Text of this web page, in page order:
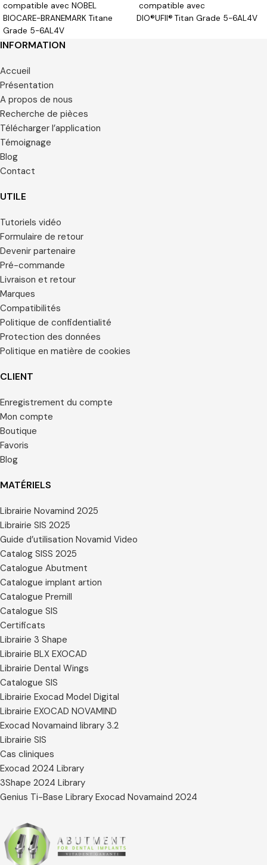
compatible avec NOBEL
BIOCARE-BRANEMARK Titane
Grade 5-6AL4V
compatible avec
DIO®UFII® Titan Grade 5-6AL4V
INFORMATION
Accueil
Présentation
A propos de nous
Recherche de pièces
Télécharger l’application
Témoignage
Blog
Contact
UTILE
Tutoriels vidéo
Formulaire de retour
Devenir partenaire
Pré-commande
Livraison et retour
Marques
Compatibilités
Politique de confidentialité
Protection des données
Politique en matière de cookies
CLIENT
Enregistrement du compte
Mon compte
Boutique
Favoris
Blog
MATÉRIELS
Librairie Novamind 2025
Librairie SIS 2025
Guide d’utilisation Novamid Video
Catalog SISS 2025
Catalogue Abutment
Catalogue implant artion
Catalogue Premill
Catalogue SIS
Certificats
Librairie 3 Shape
Librairie BLX EXOCAD
Librairie Dental Wings
Catalogue SIS
Librairie Exocad Model Digital
Librairie EXOCAD NOVAMIND
Exocad Novamaind library 3.2
Librairie SIS
Cas cliniques
Exocad 2024 Library
3Shape 2024 Library
Genius Ti-Base Library Exocad Novamaind 2024